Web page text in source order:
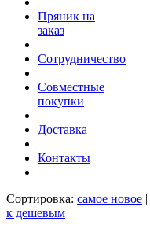
Пряник на
заказ
Сотрудничество
Совместные
покупки
Доставка
Контакты
Сортировка: самое новое |
к дешевым